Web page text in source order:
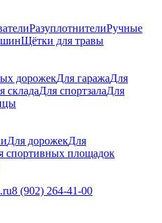
РазуплотнителиРучные
Щётки для травы
дорожекДля гаражаДля
складаДля спортзалаДля
Для дорожекДля
спортивных площадок
8 (902) 264-41-00